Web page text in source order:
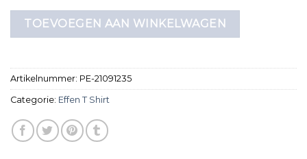
TOEVOEGEN AAN WINKELWAGEN
Artikelnummer: PE-21091235
Categorie: Effen T Shirt